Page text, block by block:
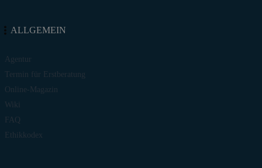
ALLGEMEIN
Agentur
Termin für Erstberatung
Online-Magazin
Wiki
FAQ
Ethikkodex